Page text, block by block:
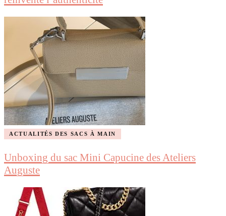
ACTUALITÉS DES SACS À MAIN
Unboxing du sac Mini Capucine des Ateliers
Auguste